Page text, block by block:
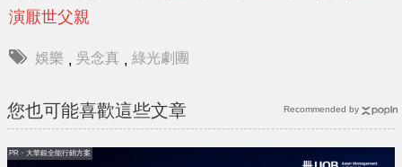
演厭世父親
娛樂 , 吳念真 , 綠光劇團
您也可能喜歡這些文章
PR・大華銀全能行銷方案
Recommended by